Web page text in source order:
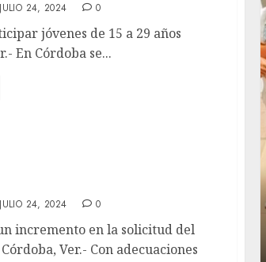
JULIO 24, 2024 0
jóvenes de 15 a 29 años
En Córdoba se...
JULIO 24, 2024 0
incremento en la solicitud del
Ver.- Con adecuaciones
la historia de Fortín, con exposición
Minerva Salas.
JULIO 31, 2026 0